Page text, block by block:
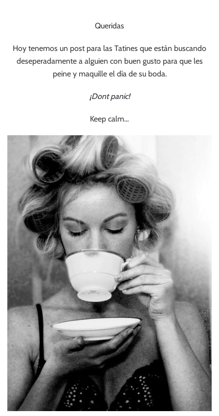
Queridas
Hoy tenemos un post para las Tatines que están buscando
deseperadamente a alguien con buen gusto para que les
peine y maquille el día de su boda.
¡Dont panic!
Keep calm…